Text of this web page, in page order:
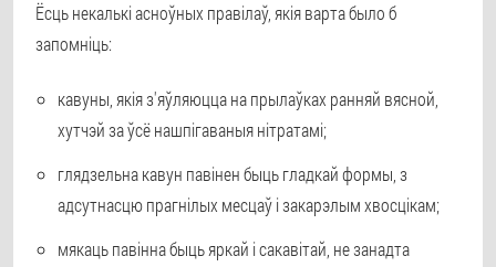
Ёсць некалькі асноўных правілаў, якія варта было б
запомніць:
кавуны, якія з'яўляюцца на прылаўках ранняй вясной,
хутчэй за ўсё нашпігаваныя нітратамі;
глядзельна кавун павінен быць гладкай формы, з
адсутнасцю прагнілых месцаў і закарэлым хвосцікам;
мякаць павінна быць яркай і сакавітай, не занадта